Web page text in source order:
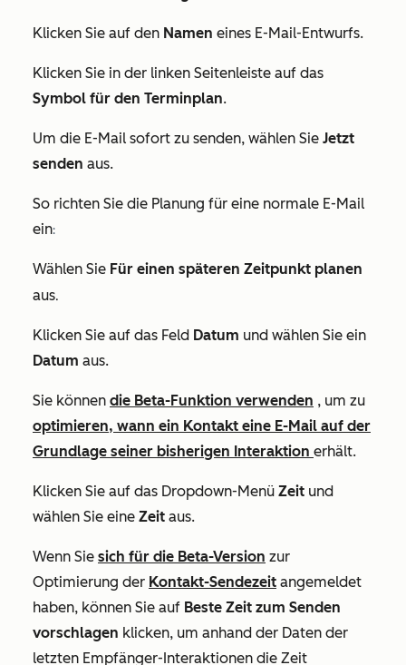
Klicken Sie auf den Namen eines E-Mail-Entwurfs.
Klicken Sie in der linken Seitenleiste auf das
Symbol für den Terminplan.
Um die E-Mail sofort zu senden, wählen Sie Jetzt
senden aus.
So richten Sie die Planung für eine normale E-Mail
ein:
Wählen Sie Für einen späteren Zeitpunkt planen
aus.
Klicken Sie auf das Feld Datum und wählen Sie ein
Datum aus.
Sie können die Beta-Funktion verwenden , um zu
optimieren, wann ein Kontakt eine E-Mail auf der
Grundlage seiner bisherigen Interaktion erhält.
Klicken Sie auf das Dropdown-Menü Zeit und
wählen Sie eine Zeit aus.
Wenn Sie sich für die Beta-Version zur
Optimierung der Kontakt-Sendezeit angemeldet
haben, können Sie auf Beste Zeit zum Senden
vorschlagen klicken, um anhand der Daten der
letzten Empfänger-Interaktionen die Zeit